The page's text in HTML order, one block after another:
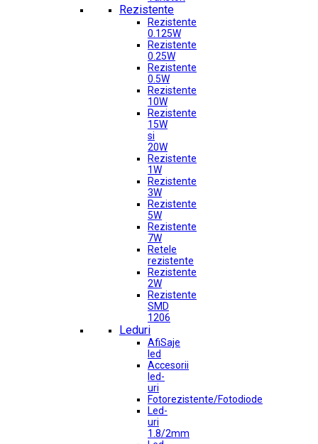
Rezistente
Rezistente
0.125W
Rezistente
0.25W
Rezistente
0.5W
Rezistente
10W
Rezistente
15W
si
20W
Rezistente
1W
Rezistente
3W
Rezistente
5W
Rezistente
7W
Retele
rezistente
Rezistente
2W
Rezistente
SMD
1206
Leduri
AfiSaje
led
Accesorii
led-
uri
Fotorezistente/Fotodiode
Led-
uri
1.8/2mm